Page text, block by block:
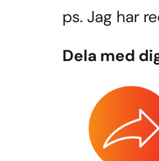
ps. Jag har
Dela med